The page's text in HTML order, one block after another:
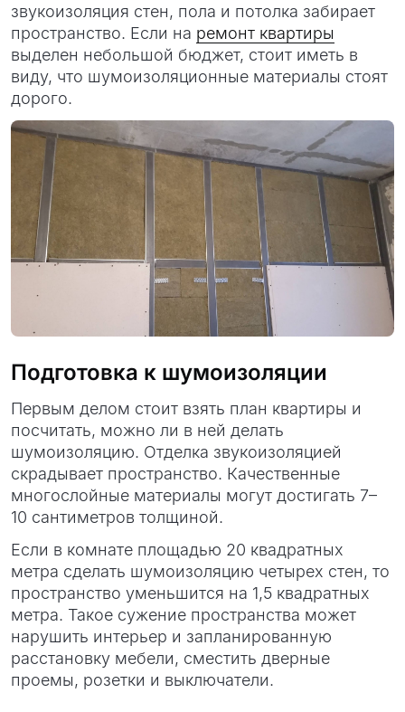
звукоизоляция стен, пола и потолка забирает
пространство. Если на ремонт квартиры
выделен небольшой бюджет, стоит иметь в
виду, что шумоизоляционные материалы стоят
дорого.
Подготовка к шумоизоляции
Первым делом стоит взять план квартиры и
посчитать, можно ли в ней делать
шумоизоляцию. Отделка звукоизоляцией
скрадывает пространство. Качественные
многослойные материалы могут достигать 7–
10 сантиметров толщиной.
Если в комнате площадью 20 квадратных
метра сделать шумоизоляцию четырех стен, то
пространство уменьшится на 1,5 квадратных
метра. Такое сужение пространства может
нарушить интерьер и запланированную
расстановку мебели, сместить дверные
проемы, розетки и выключатели.